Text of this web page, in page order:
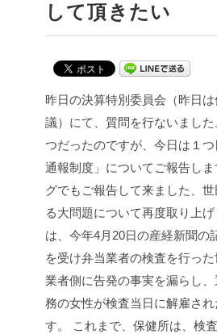
して頂きたい
昨日の決算特別委員会（昨日
議）にて、質問を行ないました
つだったのですが、今日は１
通報制度」についてご報告しま
グでもご報告して来ました、
る大問題について再度取り上げ
は、今年4月20日の産経新聞の
を受け弁当業者の検査を行った
業者側に告発の事実を漏らし
務の女性が検査当日に解雇さ
す。
これまで、保健所は、検